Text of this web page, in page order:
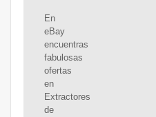
En
eBay
encuentras
fabulosas
ofertas
en
Extractores
de